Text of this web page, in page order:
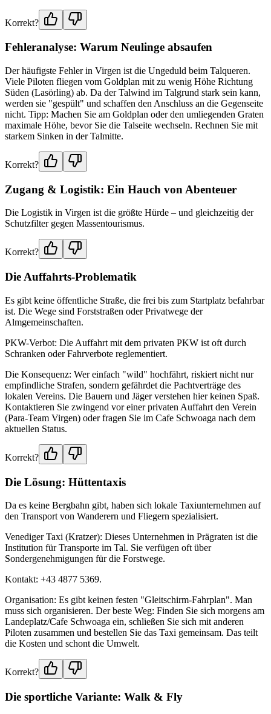
Korrekt?
Fehleranalyse: Warum Neulinge absaufen
Der häufigste Fehler in Virgen ist die Ungeduld beim Talqueren.
Viele Piloten fliegen vom Goldplan mit zu wenig Höhe Richtung
Süden (Lasörling) ab. Da der Talwind im Talgrund stark sein kann,
werden sie "gespült" und schaffen den Anschluss an die Gegenseite
nicht. Tipp: Machen Sie am Goldplan oder den umliegenden Graten
maximale Höhe, bevor Sie die Talseite wechseln. Rechnen Sie mit
starkem Sinken in der Talmitte.
Korrekt?
Zugang & Logistik: Ein Hauch von Abenteuer
Die Logistik in Virgen ist die größte Hürde – und gleichzeitig der
Schutzfilter gegen Massentourismus.
Korrekt?
Die Auffahrts-Problematik
Es gibt keine öffentliche Straße, die frei bis zum Startplatz befahrbar
ist. Die Wege sind Forststraßen oder Privatwege der
Almgemeinschaften.
PKW-Verbot: Die Auffahrt mit dem privaten PKW ist oft durch
Schranken oder Fahrverbote reglementiert.
Die Konsequenz: Wer einfach "wild" hochfährt, riskiert nicht nur
empfindliche Strafen, sondern gefährdet die Pachtverträge des
lokalen Vereins. Die Bauern und Jäger verstehen hier keinen Spaß.
Kontaktieren Sie zwingend vor einer privaten Auffahrt den Verein
(Para-Team Virgen) oder fragen Sie im Cafe Schwoaga nach dem
aktuellen Status.
Korrekt?
Die Lösung: Hüttentaxis
Da es keine Bergbahn gibt, haben sich lokale Taxiunternehmen auf
den Transport von Wanderern und Fliegern spezialisiert.
Venediger Taxi (Kratzer): Dieses Unternehmen in Prägraten ist die
Institution für Transporte im Tal. Sie verfügen oft über
Sondergenehmigungen für die Forstwege.
Kontakt: +43 4877 5369.
Organisation: Es gibt keinen festen "Gleitschirm-Fahrplan". Man
muss sich organisieren. Der beste Weg: Finden Sie sich morgens am
Landeplatz/Cafe Schwoaga ein, schließen Sie sich mit anderen
Piloten zusammen und bestellen Sie das Taxi gemeinsam. Das teilt
die Kosten und schont die Umwelt.
Korrekt?
Die sportliche Variante: Walk & Fly